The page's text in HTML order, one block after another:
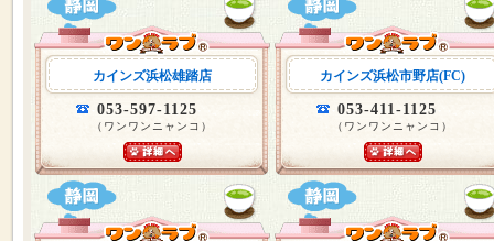
カインズ浜松雄踏店
053-597-1125
（ワンワンニャンコ）
カインズ浜松市野店(FC)
053-411-1125
（ワンワンニャンコ）